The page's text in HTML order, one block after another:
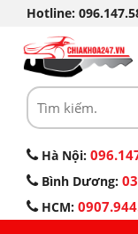
Hotline:
Hà Nội:
Bình Dương:
HCM: